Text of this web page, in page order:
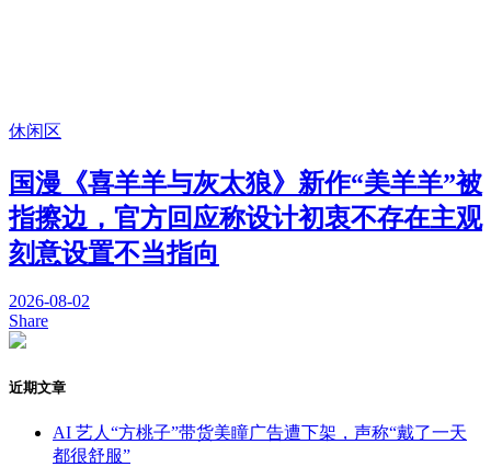
休闲区
国漫《喜羊羊与灰太狼》新作“美羊羊”被
指擦边，官方回应称设计初衷不存在主观
刻意设置不当指向
2026-08-02
Share
近期文章
AI 艺人“方桃子”带货美瞳广告遭下架，声称“戴了一天
都很舒服”